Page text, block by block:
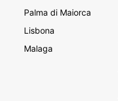
Palma di Maiorca
Lisbona
Malaga